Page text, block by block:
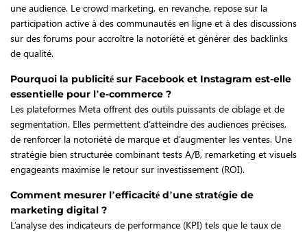
une audience. Le crowd marketing, en revanche, repose sur la
participation active à des communautés en ligne et à des discussions
sur des forums pour accroître la notoriété et générer des backlinks
de qualité.
Pourquoi la publicité sur Facebook et Instagram est-elle
essentielle pour l’e-commerce ?
Les plateformes Meta offrent des outils puissants de ciblage et de
segmentation. Elles permettent d’atteindre des audiences précises,
de renforcer la notoriété de marque et d’augmenter les ventes. Une
stratégie bien structurée combinant tests A/B, remarketing et visuels
engageants maximise le retour sur investissement (ROI).
Comment mesurer l’efficacité d’une stratégie de
marketing digital ?
L’analyse des indicateurs de performance (KPI) tels que le taux de